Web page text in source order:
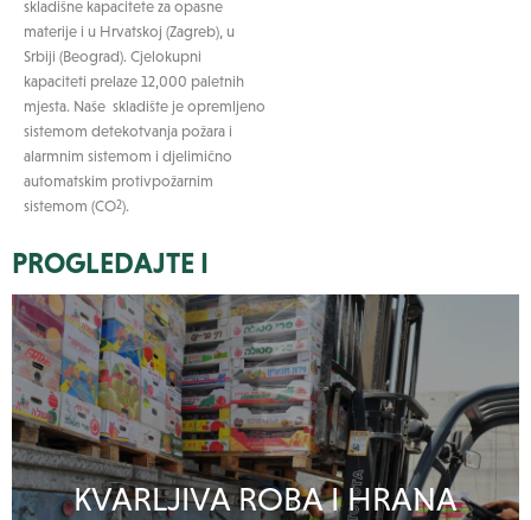
skladišne kapacitete za opasne
materije i u Hrvatskoj (Zagreb), u
Srbiji (Beograd). Cjelokupni
kapaciteti prelaze 12,000 paletnih
mjesta. Naše skladište je opremljeno
sistemom detekotvanja požara i
alarmnim sistemom i djelimično
automatskim protivpožarnim
sistemom (CO2).
PROGLEDAJTE I
KVARLJIVA ROBA I HRANA